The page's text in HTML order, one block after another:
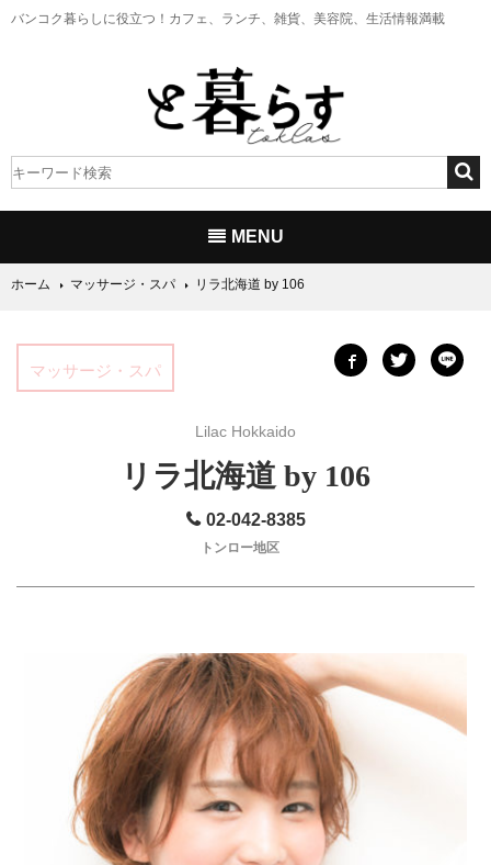
バンコク暮らしに役立つ！ カフェ、ランチ、雑貨、美容院、生活情報満載
MENU
ホーム マッサージ・スパ リラ北海道 by 106
マッサージ・スパ
Lilac Hokkaido
リラ北海道 by 106
02-042-8385
トンロー地区